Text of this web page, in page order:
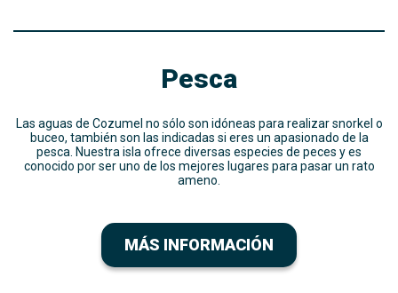
Pesca
Las aguas de Cozumel no sólo son idóneas para realizar snorkel o
buceo, también son las indicadas si eres un apasionado de la
pesca. Nuestra isla ofrece diversas especies de peces y es
conocido por ser uno de los mejores lugares para pasar un rato
ameno.
MÁS INFORMACIÓN